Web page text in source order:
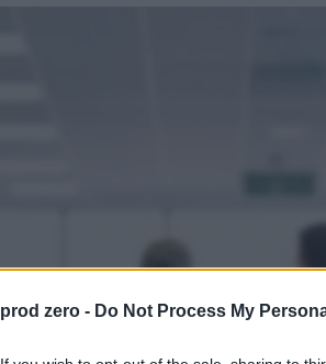
prod zero - Do Not Process My